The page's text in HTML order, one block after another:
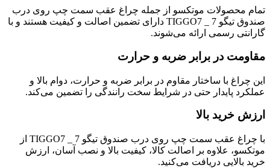
تمام محصولات موتکسو از جمله چراغ عقب سمت چپ روی درب
صندوق تیگو 7 _ TIGGO7 دارای تضمین اصالت و کیفیت هستند و با
گارانتی رسمی ارائه می‌شوند.
مقاومت در برابر ضربه و حرارت
این چراغ با ساختار مقاوم در برابر ضربه و حرارت، دوام بالا و
عملکرد پایدار حتی در شرایط سخت رانندگی را تضمین می‌کند.
ارزش خرید بالا
با چراغ عقب سمت چپ روی درب صندوق تیگو 7 _ TIGGO7 از
موتکسو، علاوه بر اصالت کالا، کیفیت بالا و نصب آسان، ارزش
خرید بالایی دریافت می‌کنید.